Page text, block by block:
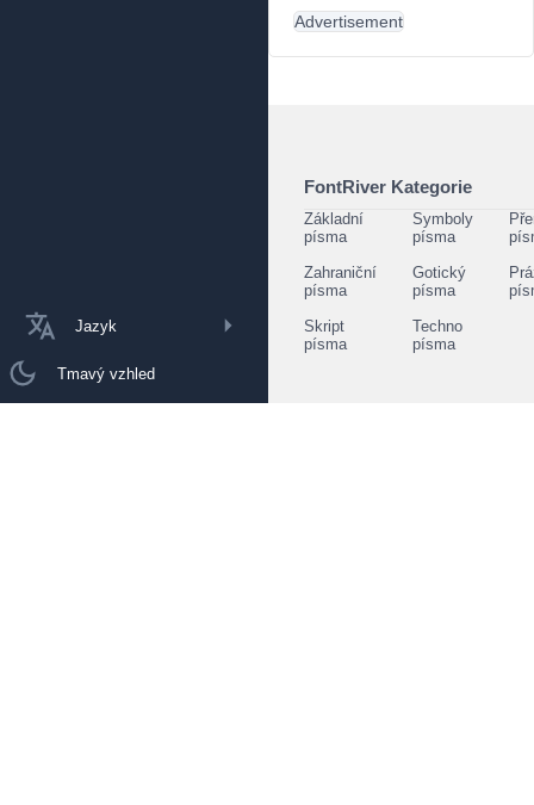
Jazyk
Tmavý vzhled
Advertisement
FontRiver Kategorie
Základní
písma
Symboly
písma
Zahraniční
písma
Gotický
písma
Skript
písma
Techno
písma